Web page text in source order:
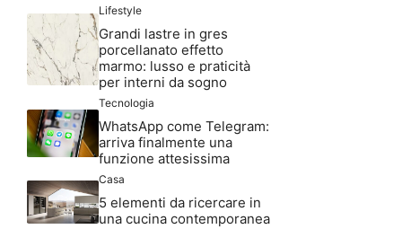
Lifestyle
Grandi lastre in gres
porcellanato effetto
marmo: lusso e praticità
per interni da sogno
Tecnologia
WhatsApp come Telegram:
arriva finalmente una
funzione attesissima
Casa
5 elementi da ricercare in
una cucina contemporanea